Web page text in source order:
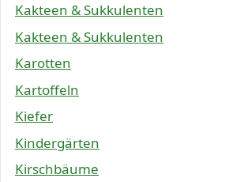
Kakteen & Sukkulenten
Kakteen & Sukkulenten
Karotten
Kartoffeln
Kiefer
Kindergärten
Kirschbäume